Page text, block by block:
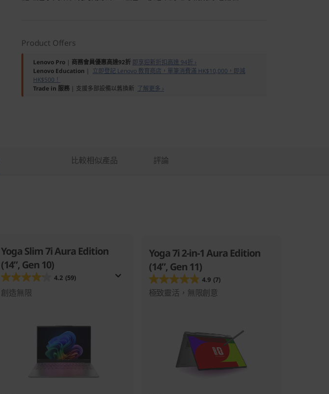
Product Offers
Lenovo Pro | 商務會員優惠高達92折 即享迎新折扣高達 94折 ›
Lenovo Education | 立即登記 Lenovo 教育商店，單筆消費滿 HK$10,000，即減
HK$500！
Trade in 服務 | 支援多部設備以舊換新 了解更多 ›
比較相似產品 評論
Yoga Slim 7i Aura Edition
(14”, Gen 10)
4.2 (59)
創造無限
Yoga 7i 2-in-1 Aura Edition
(14”, Gen 11)
4.9 (7)
極致靈活，無限創意